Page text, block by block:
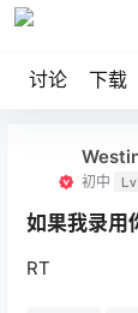
讨论 下载
初中
如果我录用
RT